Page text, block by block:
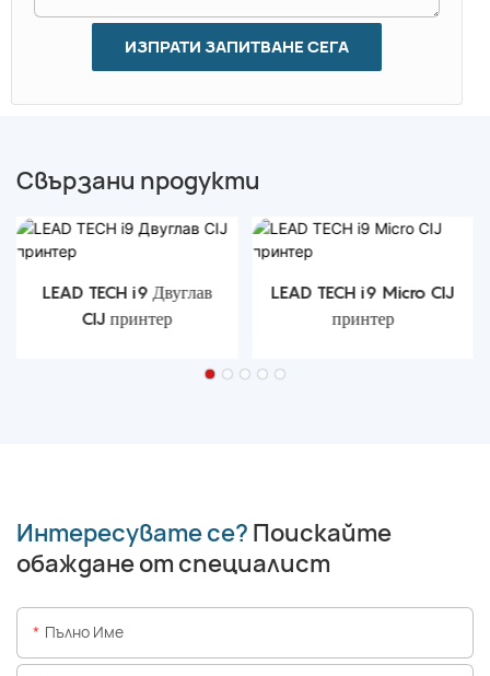
ИЗПРАТИ ЗАПИТВАНЕ СЕГА
Свързани продукти
LEAD TECH i9 Двуглав
CIJ принтер
LEAD TECH i9 Micro CIJ
принтер
Интересувате се? Поискайте
обаждане от специалист
Пълно Име